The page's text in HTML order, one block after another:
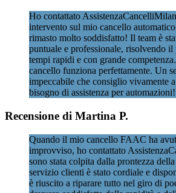
Ho contattato
intervento sul mio cancello
rimasto molto soddisfatto! Il team è
puntuale e professionale, risolvendo il
tempi rapidi e con grande
cancello funziona perfettamente. Un
impeccabile che consiglio vivamente
bisogno di assistenza per automazioni!
Recensione di Martina P.
Quando il mio cancello FAAC ha
improvviso, ho contattato
sono stata colpita dalla prontezza
servizio clienti è stato cordiale e
è riuscito a riparare tutto nel giro di